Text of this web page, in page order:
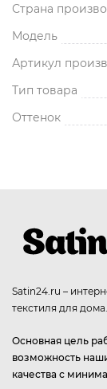
Страна
Модель
Артикул
Тип товара
Оттенок
Satin24.ru –
текстиля для дома.
Основная цель
возможность
качества с